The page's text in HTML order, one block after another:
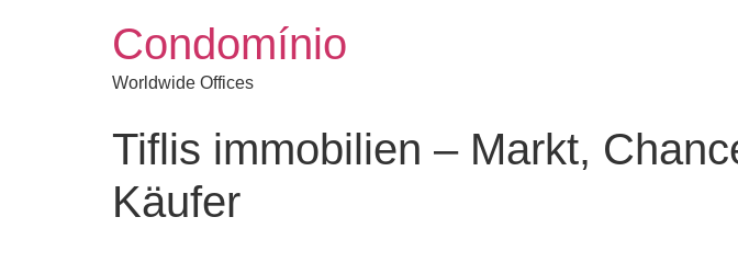
Condomínio
Worldwide Offices
Tiflis immobilien – Markt,
Käufer